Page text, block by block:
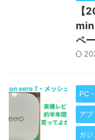
【
ペ
PC
アプ
ガジ